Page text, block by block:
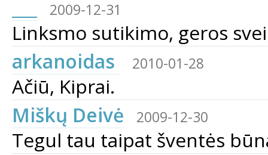
2009-12-31
Linksmo sutikimo, geros
arkanoidas
2010-01-28
Ačiū, Kiprai.
Miškų Deivė
2009-12-30
Tegul tau taipat šventės